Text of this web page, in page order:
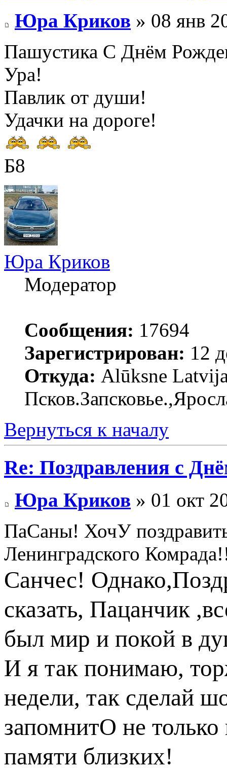
Юра Криков » 08 янв
Пашустика С Днём
Ура!
Павлик от души!
Удачки на дороге!
Б8
Юра Криков
Модератор
Сообщения: 17694
Зарегистрирован: 12
Откуда: Alūksne
Вернуться к началу
Re: Поздравления с
Юра Криков » 01 окт
ПаСаны! ХочУ
Ленинградского
Санчес!
сказать, Пацанчик
был мир и покой в
И я так понимаю,
недели, так сделай
запомнитО не
памяти близких!